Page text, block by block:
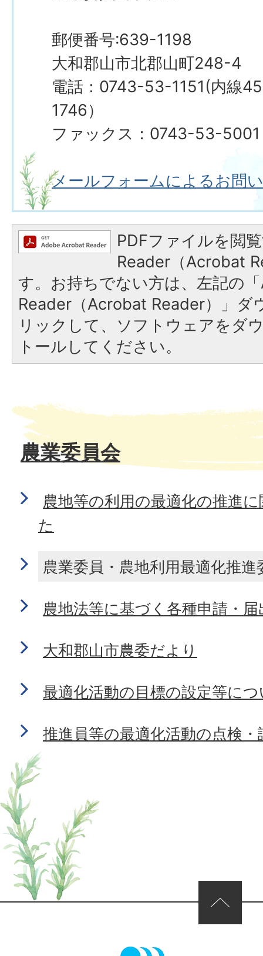
郵便番号:639-1198
大和郡山市北郡山町248-4
電話：0743-53-1151(内線
1746）
ファックス：0743-53-5001
メールフォームによるお問
PDFファイルを閲
Reader（Acrobat
す。お持ちでない方は、左記の
Reader（Acrobat Reader）」ダ
リックして、ソフトウェアをダ
トールしてください。
農業委員会
農地等の利用の最適化の推進
た
農業委員・農地利用最適化推進
農地法等に基づく各種申請・届
大和郡山市農委だより
最適化活動の目標の設定等に
推進員等の最適化活動の点検
ページの先頭へ